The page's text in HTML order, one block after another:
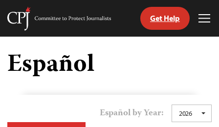
Skip
content
Committee
Journalists
Get Help
Español
Español by Year: 2026